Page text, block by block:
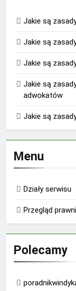
Jakie są
Jakie są
Jakie są
Jakie są
adwokatów
Jakie są
Menu
Działy serwisu
Przegląd
Polecamy